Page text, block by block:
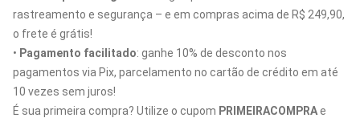
rastreamento e segurança – e em compras acima de R$ 249,90,
o frete é grátis!
• Pagamento facilitado: ganhe 10% de desconto nos
pagamentos via Pix, parcelamento no cartão de crédito em até
10 vezes sem juros!
É sua primeira compra? Utilize o cupom PRIMEIRACOMPRAe